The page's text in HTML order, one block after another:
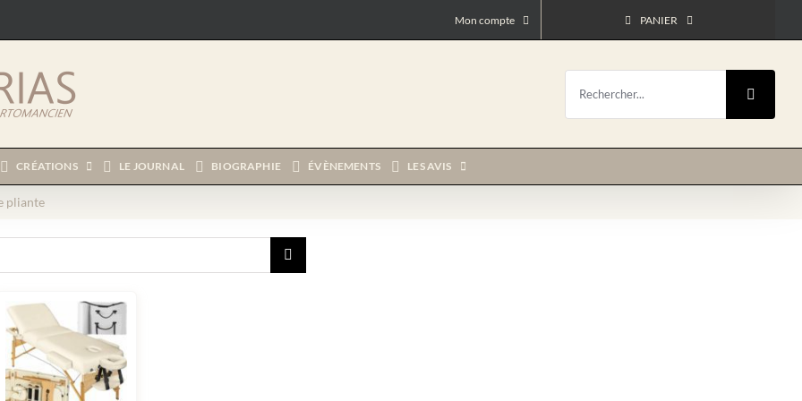
Mon compte PANIER
Rechercher:
CRÉATIONS LE JOURNAL BIOGRAPHIE ÉVÈNEMENTS LES AVIS
pliante